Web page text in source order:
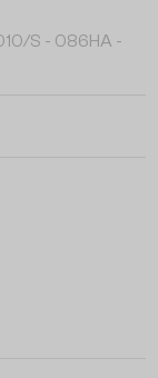
S - 086HA -